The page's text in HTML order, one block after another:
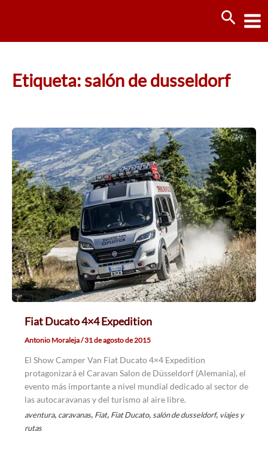
Etiqueta: salón de dusseldorf
Fiat Ducato 4×4 Expedition
Antonio Moraleja/31 de agosto de 2015
El Show Camper Van Fiat Ducato 4×4 Expedition
protagonizará el Caravan Salon de Düsseldorf (Alemania), el
evento más importante a nivel mundial dedicado al sector de
las autocaravanas y del turismo al aire libre.
aventura, caravanas, Fiat, Fiat Ducato, salón de dusseldorf, viajes y
rutas